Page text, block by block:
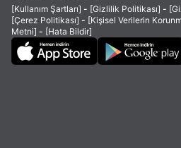
[Kullanım Şartları] - [Gizlilik Politikası] -
[Çerez Politikası] - [Kişisel Verilerin
Metni] - [Hata Bildir]